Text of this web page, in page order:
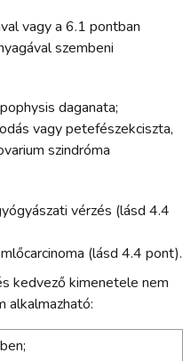
vagy a 6.1 pontban
szembeni
daganata;
vagy petefészekciszta,
szindróma
vérzés (lásd 4.4
(lásd 4.4 pont).
kedvező kimenetele nem
alkalmazható: